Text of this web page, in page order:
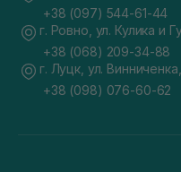
+38 (097) 544-61-44
г. Ровно, ул. Кулика и
+38 (068) 209-34-88
г. Луцк, ул.
+38 (098) 076-60-62